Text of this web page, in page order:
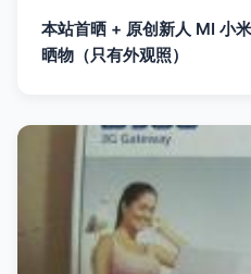
本站首晒 + 原创新人 MI 小
晒物（只有外观照）